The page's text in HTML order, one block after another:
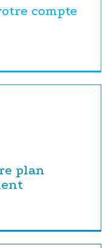
compte
plan